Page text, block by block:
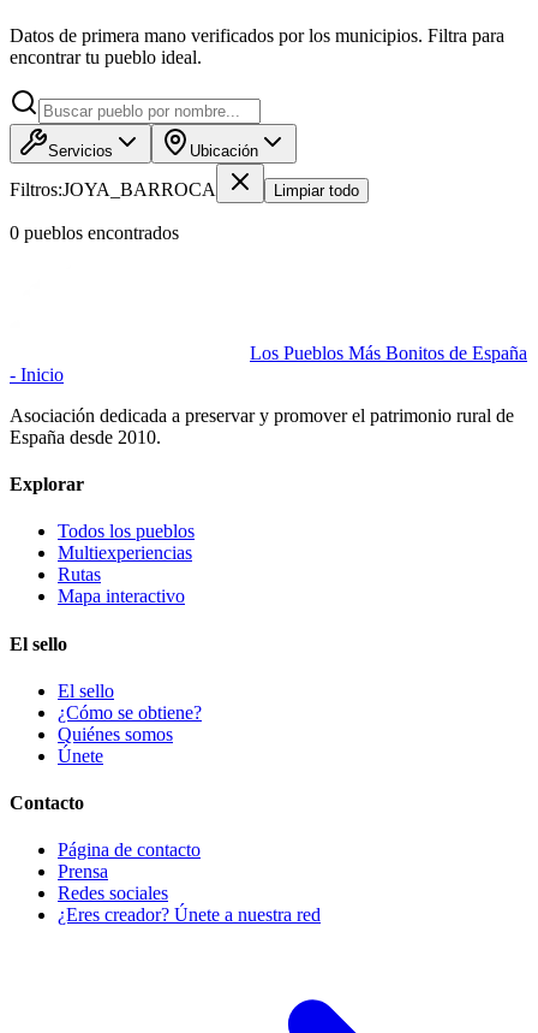
Datos de primera mano verificados por los municipios. Filtra para
encontrar tu pueblo ideal.
Servicios Ubicación
Filtros:JOYA_BARROCA Limpiar todo
0 pueblos encontrados
Los Pueblos Más Bonitos de España
- Inicio
Asociación dedicada a preservar y promover el patrimonio rural de
España desde 2010.
Explorar
Todos los pueblos
Multiexperiencias
Rutas
Mapa interactivo
El sello
El sello
¿Cómo se obtiene?
Quiénes somos
Únete
Contacto
Página de contacto
Prensa
Redes sociales
¿Eres creador? Únete a nuestra red